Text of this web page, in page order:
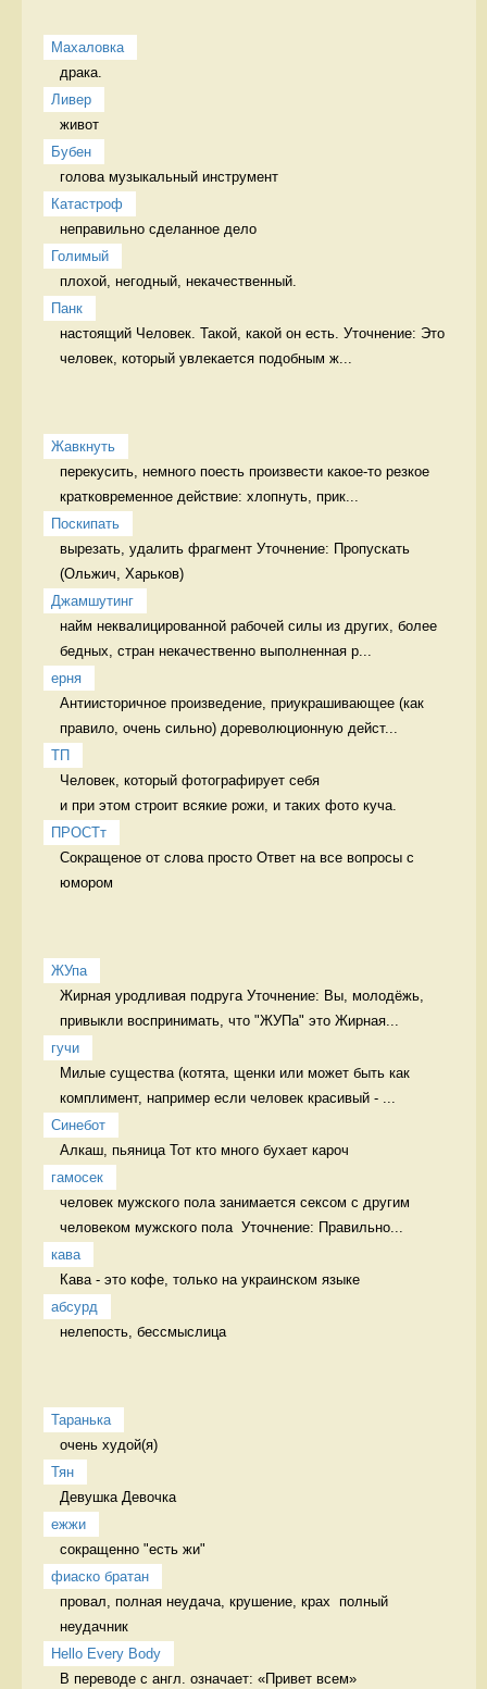
Махаловка
драка.
Ливер
живот
Бубен
голова музыкальный инструмент
Катастроф
неправильно сделанное дело
Голимый
плохой, негодный, некачественный.
Панк
настоящий Человек. Такой, какой он есть. Уточнение: Это
человек, который увлекается подобным ж...
Жавкнуть
перекусить, немного поесть произвести какое-то резкое
кратковременное действие: хлопнуть, прик...
Поскипать
вырезать, удалить фрагмент Уточнение: Пропускать
Джамшутинг
найм неквалицированной рабочей силы из других, более
бедных, стран некачественно выполненная р...
ерня
Антиисторичное произведение, приукрашивающее (как
правило, очень сильно) дореволюционную дейст...
ТП
Человек, который фотографирует себя
и при этом строит всякие рожи, и таких фото куча.
ПРОСТт
Сокращеное от слова просто Ответ на все вопросы с
юмором
ЖУпа
Жирная уродливая подруга Уточнение: Вы, молодёжь,
привыкли воспринимать, что "ЖУПа" это Жирная...
гучи
Милые существа (котята, щенки или может быть как
комплимент, например если человек красивый - ...
Синебот
Алкаш, пьяница Тот кто много бухает кароч
гамосек
человек мужского пола занимается сексом с другим
человеком мужского пола  Уточнение: Правильно...
кава
Кава - это кофе, только на украинском языке
абсурд
нелепость, бессмыслица
Таранька
очень худой(я)
Тян
Девушка Девочка
ежжи
сокращенно "есть жи"
фиаско братан
провал, полная неудача, крушение, крах  полный
неудачник
Hello Every Body
В переводе с англ. означает: «Привет всем»